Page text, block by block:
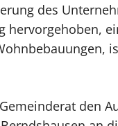
des
hervorgehoben,
den